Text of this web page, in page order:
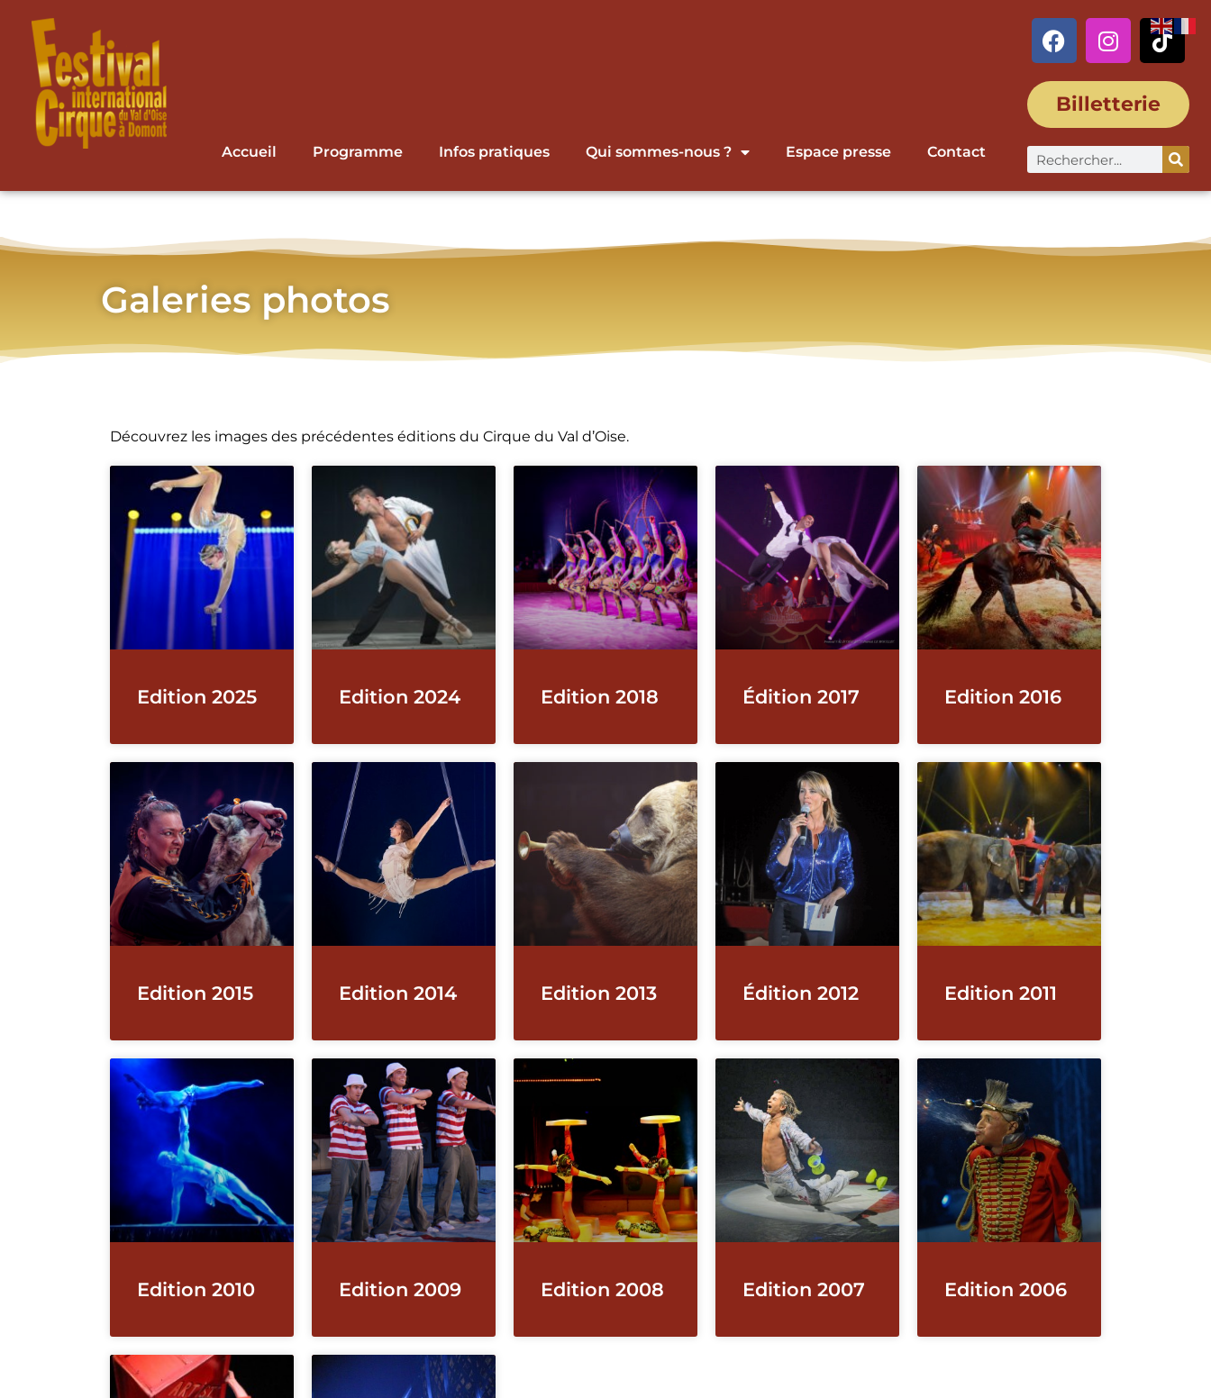
Accueil Programme Infos pratiques Qui sommes-nous ? Espace presse Contact
Billetterie
Galeries photos
Découvrez les images des précédentes éditions du Cirque du Val d’Oise.
Edition 2025 Edition 2024 Edition 2018 Édition 2017 Edition 2016
Edition 2015 Edition 2014 Edition 2013 Édition 2012 Edition 2011
Edition 2010 Edition 2009 Edition 2008 Edition 2007 Edition 2006